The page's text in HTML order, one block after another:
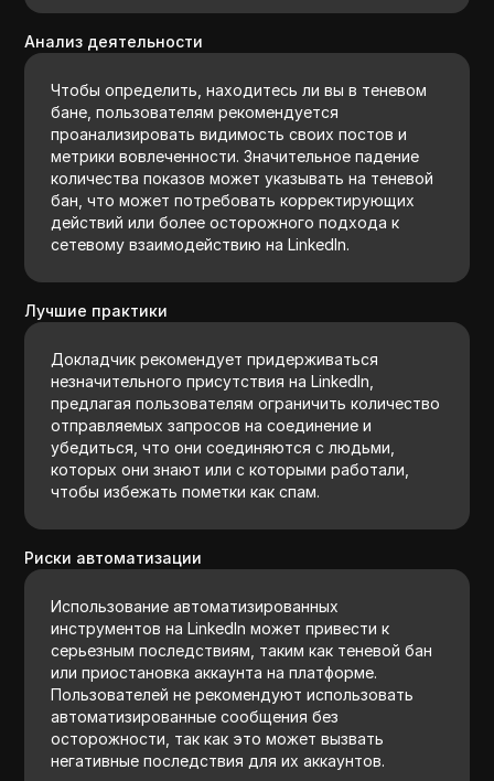
Анализ деятельности
Чтобы определить, находитесь ли вы в теневом
бане, пользователям рекомендуется
проанализировать видимость своих постов и
метрики вовлеченности. Значительное падение
количества показов может указывать на теневой
бан, что может потребовать корректирующих
действий или более осторожного подхода к
сетевому взаимодействию на LinkedIn.
Лучшие практики
Докладчик рекомендует придерживаться
незначительного присутствия на LinkedIn,
предлагая пользователям ограничить количество
отправляемых запросов на соединение и
убедиться, что они соединяются с людьми,
которых они знают или с которыми работали,
чтобы избежать пометки как спам.
Риски автоматизации
Использование автоматизированных
инструментов на LinkedIn может привести к
серьезным последствиям, таким как теневой бан
или приостановка аккаунта на платформе.
Пользователей не рекомендуют использовать
автоматизированные сообщения без
осторожности, так как это может вызвать
негативные последствия для их аккаунтов.